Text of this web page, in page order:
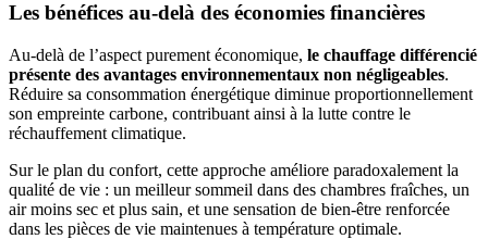
Les bénéfices au-delà des économies financières
Au-delà de l’aspect purement économique, le chauffage différencié
présente des avantages environnementaux non négligeables.
Réduire sa consommation énergétique diminue proportionnellement
son empreinte carbone, contribuant ainsi à la lutte contre le
réchauffement climatique.
Sur le plan du confort, cette approche améliore paradoxalement la
qualité de vie : un meilleur sommeil dans des chambres fraîches, un
air moins sec et plus sain, et une sensation de bien-être renforcée
dans les pièces de vie maintenues à température optimale.